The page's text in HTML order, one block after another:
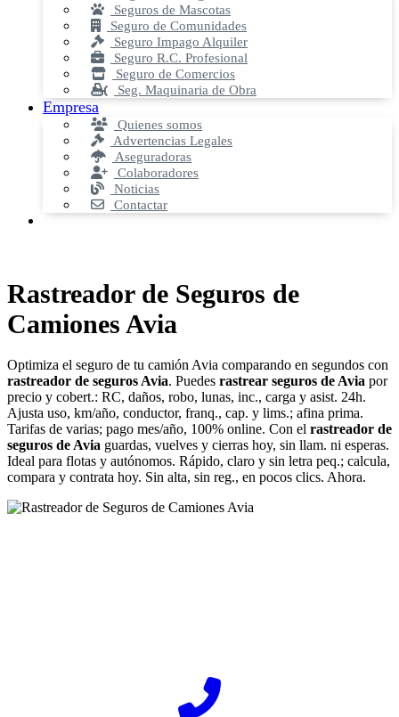
Seguros de Mascotas
Seguro de Comunidades
Seguro Impago Alquiler
Seguro R.C. Profesional
Seguro de Comercios
Seg. Maquinaria de Obra
Empresa
Quienes somos
Advertencias Legales
Aseguradoras
Colaboradores
Noticias
Contactar
Rastreador de Seguros de
Camiones Avia
Optimiza el seguro de tu camión Avia comparando en segundos con
rastreador de seguros Avia. Puedes rastrear seguros de Avia por
precio y cobert.: RC, daños, robo, lunas, inc., carga y asist. 24h.
Ajusta uso, km/año, conductor, franq., cap. y lims.; afina prima.
Tarifas de varias; pago mes/año, 100% online. Con el rastreador de
seguros de Avia guardas, vuelves y cierras hoy, sin llam. ni esperas.
Ideal para flotas y autónomos. Rápido, claro y sin letra peq.; calcula,
compara y contrata hoy. Sin alta, sin reg., en pocos clics. Ahora.